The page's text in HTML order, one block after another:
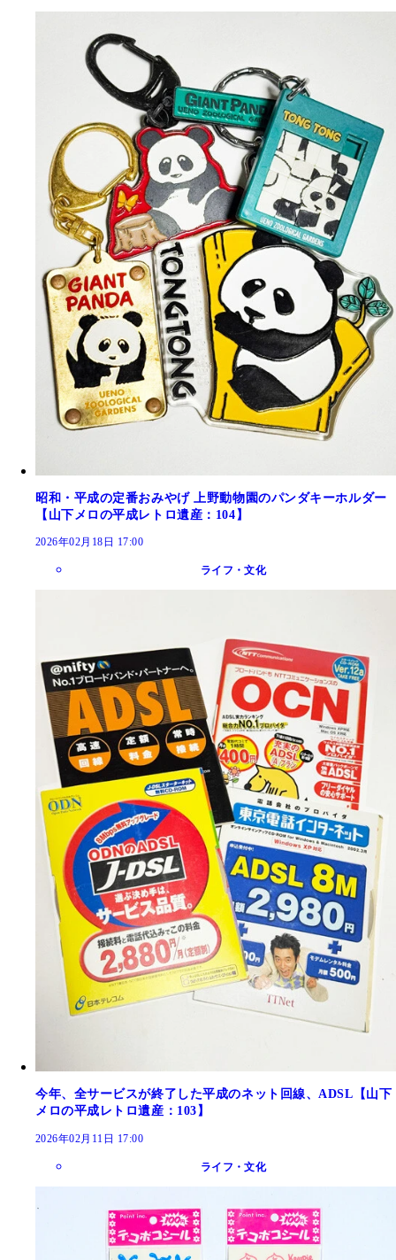
昭和・平成の定番おみやげ 上野動物園のパンダキーホルダー
【山下メロの平成レトロ遺産：104】
2026年02月18日 17:00
ライフ・文化
今年、全サービスが終了した平成のネット回線、ADSL【山下
メロの平成レトロ遺産：103】
2026年02月11日 17:00
ライフ・文化